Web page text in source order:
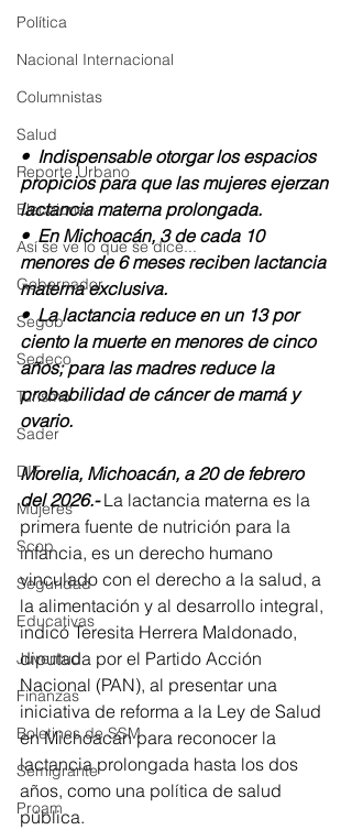
Política
Nacional Internacional
Columnistas
Salud
Reporte Urbano
Elecciones
Así se ve lo que se dice...
Gobernador
Segob
Sedeco
Turismo
Sader
DIF
Mujeres
Scop
Seguridad
Educativas
Juventud
Finanzas
Boletines de SSM
Semigrante
Proam
•⁠  ⁠Indispensable otorgar los espacios
propicios para que las mujeres ejerzan
lactancia materna prolongada.
•⁠  ⁠En Michoacán, 3 de cada 10
menores de 6 meses reciben lactancia
materna exclusiva.
•⁠  ⁠La lactancia reduce en un 13 por
ciento la muerte en menores de cinco
años; para las madres reduce la
probabilidad de cáncer de mamá y
ovario.
Morelia, Michoacán, a 20 de febrero
del 2026.- La lactancia materna es la
primera fuente de nutrición para la
infancia, es un derecho humano
vinculado con el derecho a la salud, a
la alimentación y al desarrollo integral,
indicó Teresita Herrera Maldonado,
diputada por el Partido Acción
Nacional (PAN), al presentar una
iniciativa de reforma a la Ley de Salud
en Michoacán para reconocer la
lactancia prolongada hasta los dos
años, como una política de salud
pública.